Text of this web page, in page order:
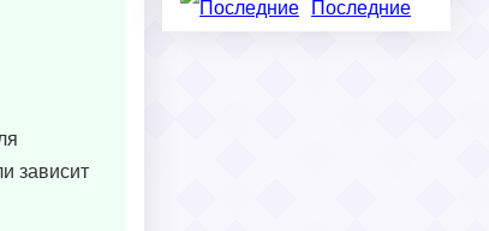
Последние
зависит